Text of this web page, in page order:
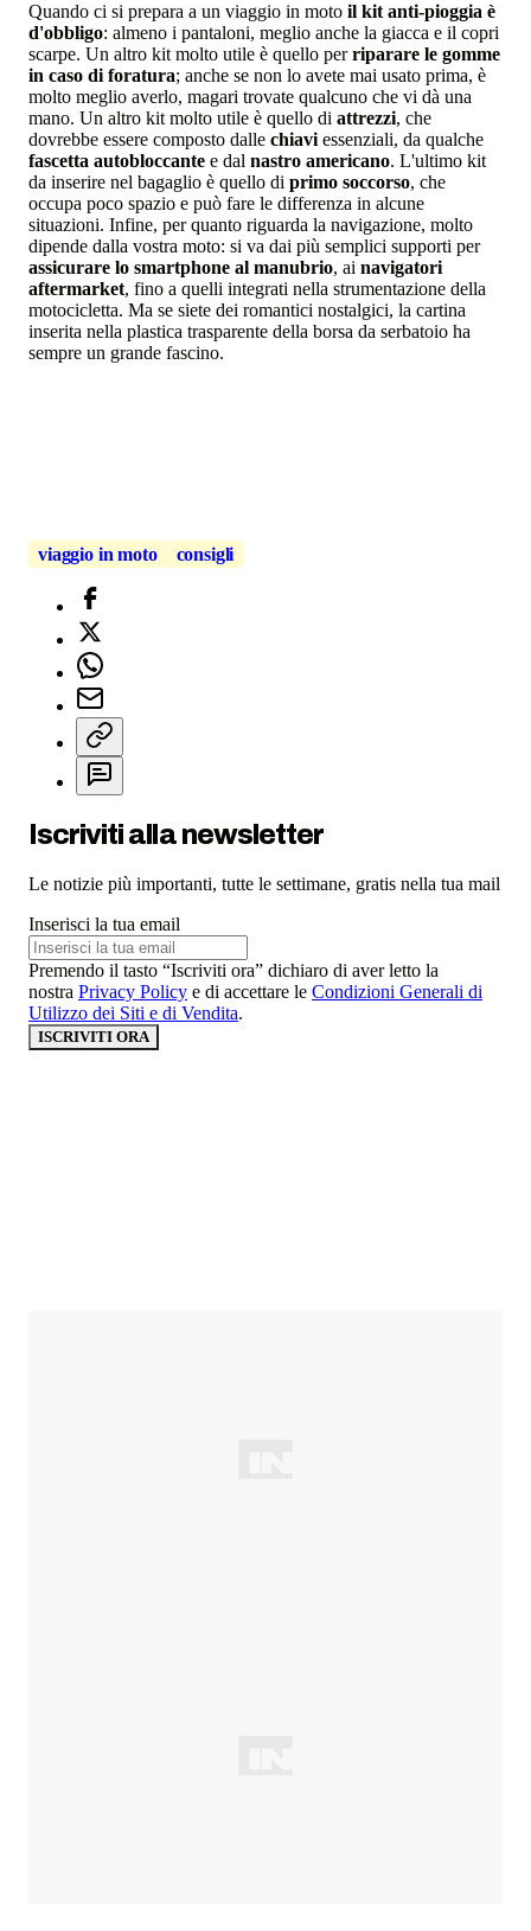
Quando ci si prepara a un viaggio in moto il kit anti-pioggia è
d'obbligo: almeno i pantaloni, meglio anche la giacca e il copri
scarpe. Un altro kit molto utile è quello perriparare le gomme
in caso di foratura; anche se non lo avete mai usato prima, è
molto meglio averlo, magari trovate qualcuno che vi dà una
mano. Un altro kit molto utile è quello di attrezzi, che
dovrebbe essere composto dalle chiavi essenziali, da qualche
fascetta autobloccante e dal nastro americano. L'ultimo kit
da inserire nel bagaglio è quello di primo soccorso, che
occupa poco spazio e può fare le differenza in alcune
situazioni. Infine, per quanto riguarda la navigazione, molto
dipende dalla vostra moto: si va dai più semplici supporti per
assicurare lo smartphone al manubrio, ai navigatori
aftermarket, fino a quelli integrati nella strumentazione della
motocicletta. Ma se siete dei romantici nostalgici, la cartina
inserita nella plastica trasparente della borsa da serbatoio ha
sempre un grande fascino.
viaggio in moto consigli
Iscriviti alla newsletter
Le notizie più importanti, tutte le settimane, gratis nella tua mail
Inserisci la tua email
Premendo il tasto “Iscriviti ora” dichiaro di aver letto la
nostra Privacy Policy e di accettare le Condizioni Generali di
Utilizzo dei Siti e di Vendita.
ISCRIVITI ORA